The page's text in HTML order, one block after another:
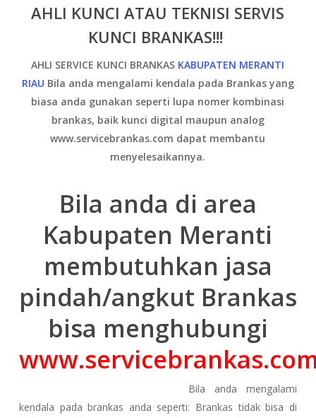
AHLI KUNCI ATAU TEKNISI SERVIS
KUNCI BRANKAS!!!
AHLI SERVICE KUNCI BRANKAS KABUPATEN MERANTI
RIAU Bila anda mengalami kendala pada Brankas yang
biasa anda gunakan seperti lupa nomer kombinasi
brankas, baik kunci digital maupun analog
www.servicebrankas.com dapat membantu
menyelesaikannya.
Bila anda di area
Kabupaten Meranti
membutuhkan jasa
pindah/angkut Brankas
bisa menghubungi
Bila anda mengalami
kendala pada brankas anda seperti: Brankas tidak bisa di